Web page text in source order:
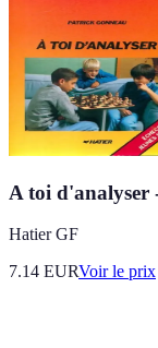
A toi d'analyser
Hatier GF
7.14 EURVoir le prix